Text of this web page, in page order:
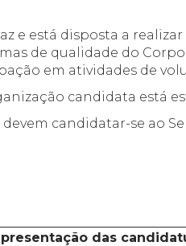
e está disposta a
de qualidade do
em atividades de
candidata está
candidatar-se ao
das